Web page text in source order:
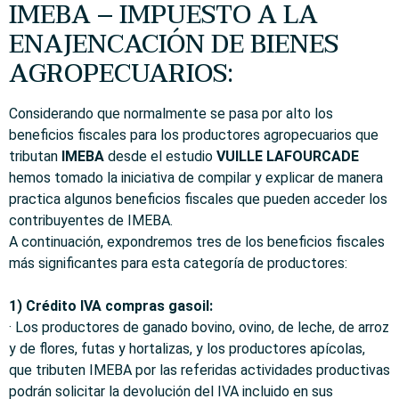
IMEBA – IMPUESTO A LA
ENAJENCACIÓN DE BIENES
AGROPECUARIOS:
Considerando que normalmente se pasa por alto los
beneficios fiscales para los productores agropecuarios que
tributan IMEBA desde el estudio VUILLE LAFOURCADE
hemos tomado la iniciativa de compilar y explicar de manera
practica algunos beneficios fiscales que pueden acceder los
contribuyentes de IMEBA.
A continuación, expondremos tres de los beneficios fiscales
más significantes para esta categoría de productores:
1) Crédito IVA compras gasoil:
· Los productores de ganado bovino, ovino, de leche, de arroz
y de flores, futas y hortalizas, y los productores apícolas,
que tributen IMEBA por las referidas actividades productivas
podrán solicitar la devolución del IVA incluido en sus